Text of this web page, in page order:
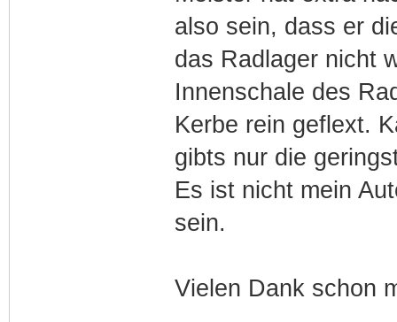
also sein, dass er
das Radlager nicht
Innenschale des
Kerbe rein geflext.
gibts nur die
Es ist nicht mein
sein.
Vielen Dank schon